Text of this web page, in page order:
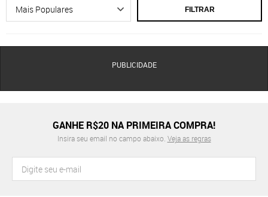
FILTRAR
PUBLICIDADE
GANHE R$20 NA PRIMEIRA COMPRA!
Insira seu email no campo abaixo. Veja as regras